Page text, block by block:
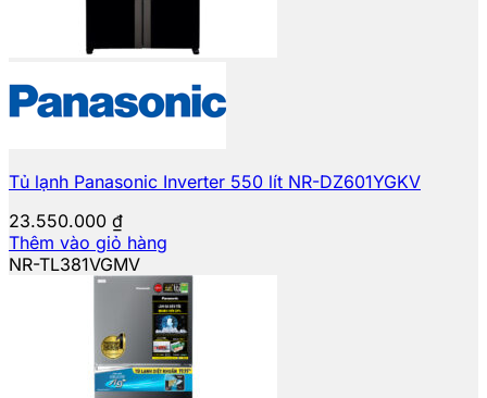
Tủ lạnh Panasonic Inverter 550 lít NR-DZ601YGKV
23.550.000 ₫
Thêm vào giỏ hàng
NR-TL381VGMV